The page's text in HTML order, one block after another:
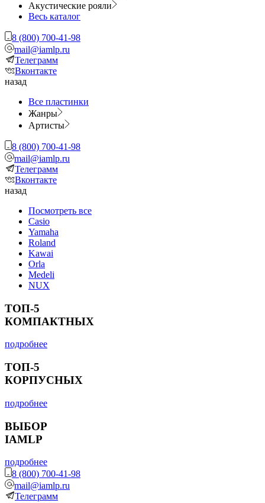
Акустические рояли
Весь каталог
8 (800) 700-41-98
mail@iamlp.ru
Телеграмм
Вконтакте
назад
Все пластинки
Жанры
Артисты
8 (800) 700-41-98
mail@iamlp.ru
Телеграмм
Вконтакте
назад
Посмотреть все
Casio
Yamaha
Roland
Kawai
Orla
Medeli
NUX
ТОП-5
КОМПАКТНЫХ
подробнее
ТОП-5
КОРПУСНЫХ
подробнее
ВЫБОР
IAMLP
подробнее
8 (800) 700-41-98
mail@iamlp.ru
Телеграмм